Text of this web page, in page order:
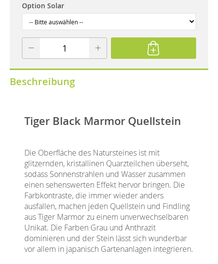
Option Solar
Beschreibung
Tiger Black Marmor Quellstein
Die Oberfläche des Natursteines ist mit
glitzernden, kristallinen Quarzteilchen überseht,
sodass Sonnenstrahlen und Wasser zusammen
einen sehenswerten Effekt hervor bringen. Die
Farbkontraste, die immer wieder anders
ausfallen, machen jeden Quellstein und Findling
aus Tiger Marmor zu einem unverwechselbaren
Unikat. Die Farben Grau und Anthrazit
dominieren und der Stein lässt sich wunderbar
vor allem in japanisch Gartenanlagen integrieren.